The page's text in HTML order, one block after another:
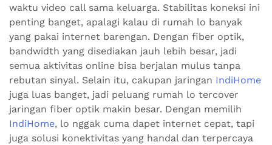
waktu video call sama keluarga. Stabilitas koneksi ini
penting banget, apalagi kalau di rumah lo banyak
yang pakai internet barengan. Dengan fiber optik,
bandwidth yang disediakan jauh lebih besar, jadi
semua aktivitas online bisa berjalan mulus tanpa
rebutan sinyal. Selain itu, cakupan jaringan IndiHome
juga luas banget, jadi peluang rumah lo tercover
jaringan fiber optik makin besar. Dengan memilih
IndiHome, lo nggak cuma dapet internet cepat, tapi
juga solusi konektivitas yang handal dan terpercaya